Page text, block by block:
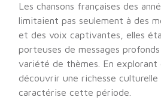
Les chansons françaises des
limitaient pas seulement à des
et des voix captivantes, elles
porteuses de messages
variété de thèmes. En
découvrir une richesse
caractérise cette période.